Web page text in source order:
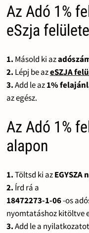
Az Adó 1%
eSzja
1. Másold ki az
2. Lépj be azeSZJA
3.Add le az1%
az egész.
Az Adó 1%
alapon
1.Töltsd ki az
2. Írd rá a
18472273-1-06-os
nyomtatáshoz kitöltve
3.Add le a nyilatkozatot